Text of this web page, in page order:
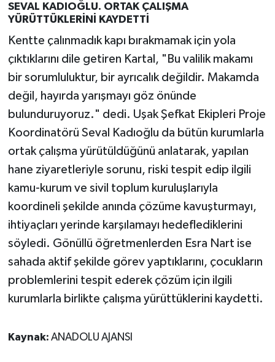
SEVAL KADIOĞLU. ORTAK ÇALIŞMA
YÜRÜTTÜKLERİNİ KAYDETTİ
Kentte çalınmadık kapı bırakmamak için yola
çıktıklarını dile getiren Kartal, "Bu valilik makamı
bir sorumluluktur, bir ayrıcalık değildir. Makamda
değil, hayırda yarışmayı göz önünde
bulunduruyoruz." dedi. Uşak Şefkat Ekipleri Proje
Koordinatörü Seval Kadıoğlu da bütün kurumlarla
ortak çalışma yürütüldüğünü anlatarak, yapılan
hane ziyaretleriyle sorunu, riski tespit edip ilgili
kamu-kurum ve sivil toplum kuruluşlarıyla
koordineli şekilde anında çözüme kavuşturmayı,
ihtiyaçları yerinde karşılamayı hedeflediklerini
söyledi. Gönüllü öğretmenlerden Esra Nart ise
sahada aktif şekilde görev yaptıklarını, çocukların
problemlerini tespit ederek çözüm için ilgili
kurumlarla birlikte çalışma yürüttüklerini kaydetti.
Kaynak: ANADOLU AJANSI